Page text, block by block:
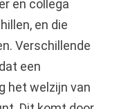
en collega
en die
Verschillende
een
het welzijn van